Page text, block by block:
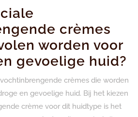
crèmes
worden voor
gevoelige huid?
crèmes die worden
en gevoelige huid. Bij het kiezen
crème voor dit huidtype is het